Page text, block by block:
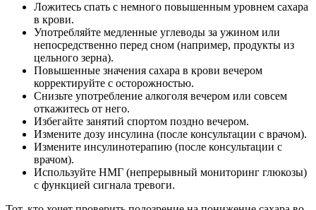
Ложитесь спать с немного повышенным уровнем сахара
в крови.
Употребляйте медленные углеводы за ужином или
непосредственно перед сном (например, продукты из
цельного зерна).
Повышенные значения сахара в крови вечером
корректируйте с осторожностью.
Снизьте употребление алкоголя вечером или совсем
откажитесь от него.
Избегайте занятий спортом поздно вечером.
Измените дозу инсулина (после консультации с врачом).
Измените инсулинотерапию (после консультации с
врачом).
Используйте НМГ (непрерывный мониторинг глюкозы)
с функцией сигнала тревоги.